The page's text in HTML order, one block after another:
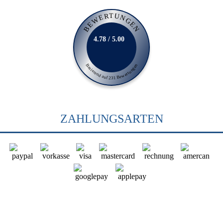
BEWERTUNGEN
Basierend auf 231 Bewertungen
4.78 / 5.00
ZAHLUNGSARTEN